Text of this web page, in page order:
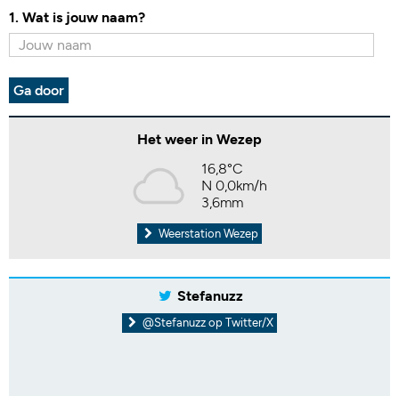
1. Wat is jouw naam?
Ga door
Het weer in Wezep
16,8°C
N 0,0km/h
3,6mm
Weerstation Wezep
Stefanuzz
@Stefanuzz op Twitter/X